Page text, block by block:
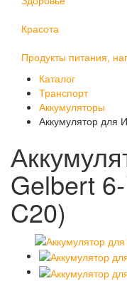
Красота
Продукты питания,
Каталог
Транспорт
Аккумуляторы
Аккумулятор для
Gelbert
C20)